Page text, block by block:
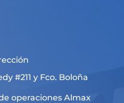
#211 y Fco. Boloña
operaciones Almax